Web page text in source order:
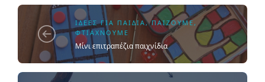
ΙΔΈΕΣ ΓΙΑ ΠΑΙΔΙΆ,ΠΑΊΖΟΥΜΕ ,
ΦΤΙΆΧΝΟΥΜΕ
Μίνι επιτραπέζια παιχνίδια